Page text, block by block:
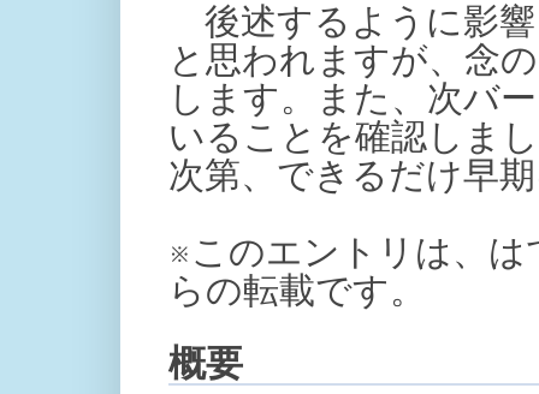
後述するように影
と思われますが、念
します。また、次バ
いることを確認しま
次第、できるだけ早
※このエントリは、
らの転載です。
概要